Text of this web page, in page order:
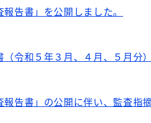
報告書」を公開しました。
令和５年３月、４月、５月分
報告書」の公開に伴い、監査